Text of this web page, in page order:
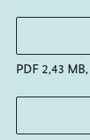
PDF 2,43